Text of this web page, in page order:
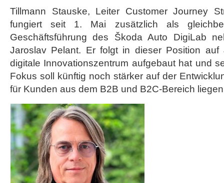
Tillmann Stauske, Leiter Customer Journey
fungiert seit 1. Mai zusätzlich als
Geschäftsführung des Škoda Auto DigiLab
Jaroslav Pelant. Er folgt in dieser Position auf
digitale Innovationszentrum aufgebaut hat und
Fokus soll künftig noch stärker auf der
für Kunden aus dem B2B und B2C-Bereich